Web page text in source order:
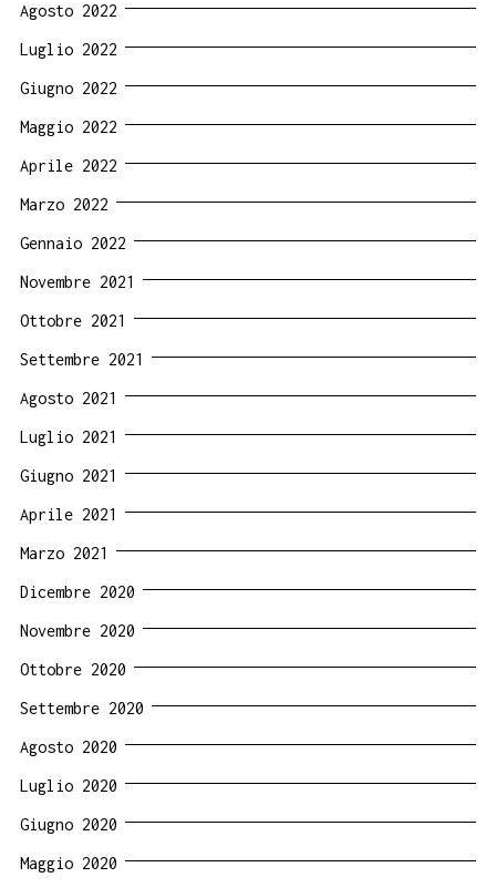
Agosto 2022
Luglio 2022
Giugno 2022
Maggio 2022
Aprile 2022
Marzo 2022
Gennaio 2022
Novembre 2021
Ottobre 2021
Settembre 2021
Agosto 2021
Luglio 2021
Giugno 2021
Aprile 2021
Marzo 2021
Dicembre 2020
Novembre 2020
Ottobre 2020
Settembre 2020
Agosto 2020
Luglio 2020
Giugno 2020
Maggio 2020